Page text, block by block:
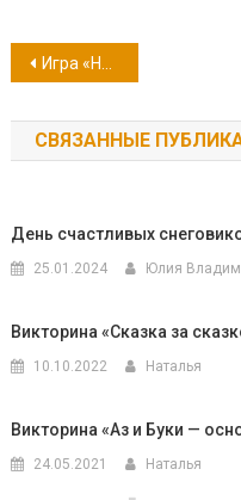
Навигация
по
записям
Игра «Новогодняя кулинария»
СВЯЗАННЫЕ
День счастливых
25.01.2024 Юлия
Викторина «Сказка за
10.10.2022 Наталья
Викторина «Аз и Буки —
24.05.2021 Наталья